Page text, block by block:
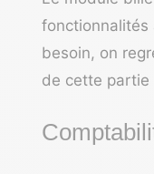
fonctionnalités
besoin, on
de cette partie